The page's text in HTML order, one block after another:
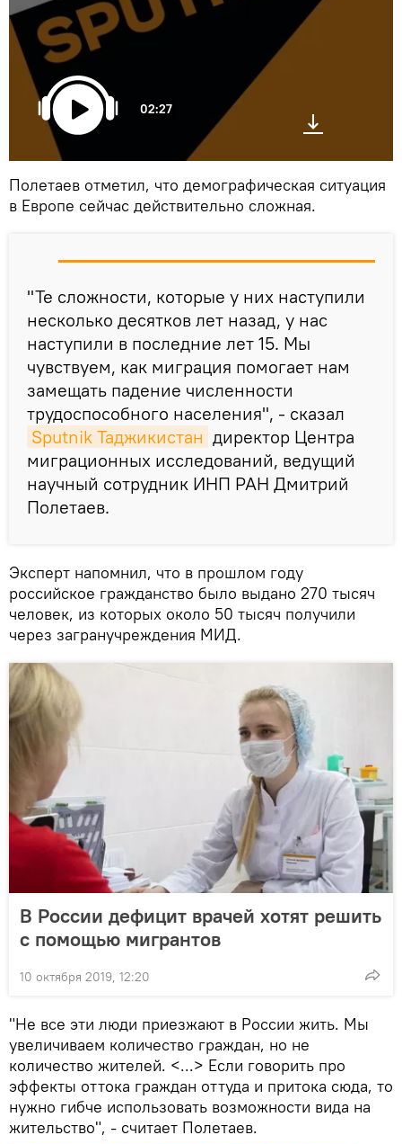
02:27
Полетаев отметил, что демографическая ситуация
в Европе сейчас действительно сложная.
"Те сложности, которые у них наступили
несколько десятков лет назад, у нас
наступили в последние лет 15. Мы
чувствуем, как миграция помогает нам
замещать падение численности
трудоспособного населения", - сказал
Sputnik Таджикистан директор Центра
миграционных исследований, ведущий
научный сотрудник ИНП РАН Дмитрий
Полетаев.
Эксперт напомнил, что в прошлом году
российское гражданство было выдано 270 тысяч
человек, из которых около 50 тысяч получили
через загранучреждения МИД.
В России дефицит врачей хотят решить
с помощью мигрантов
10 октября 2019, 12:20
"Не все эти люди приезжают в России жить. Мы
увеличиваем количество граждан, но не
количество жителей. <...> Если говорить про
эффекты оттока граждан оттуда и притока сюда, то
нужно гибче использовать возможности вида на
жительство", - считает Полетаев.